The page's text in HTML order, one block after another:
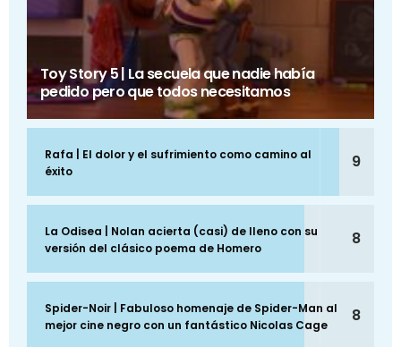
Toy Story 5 | La secuela que nadie había
pedido pero que todos necesitamos
Rafa | El dolor y el sufrimiento como camino al
éxito
9
La Odisea | Nolan acierta (casi) de lleno con su
versión del clásico poema de Homero
8
Spider-Noir | Fabuloso homenaje de Spider-Man al
mejor cine negro con un fantástico Nicolas Cage
8